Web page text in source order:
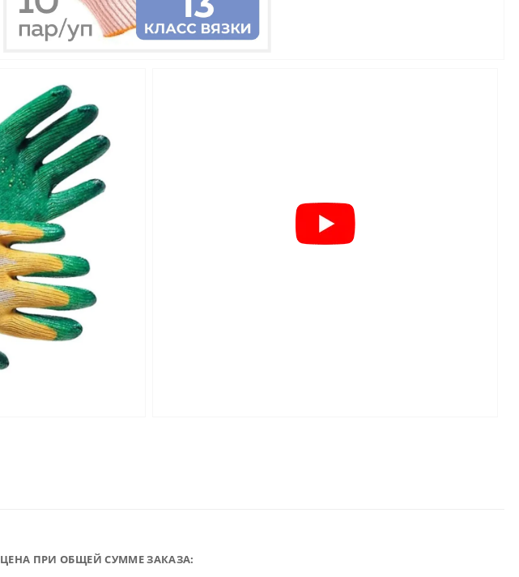
ЦЕНА ПРИ ОБЩЕЙ СУММЕ ЗАКАЗА: